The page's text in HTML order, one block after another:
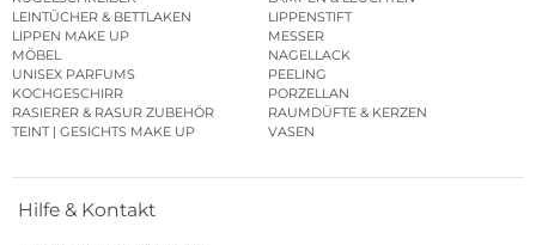
LEINTÜCHER & BETTLAKEN
LIPPENSTIFT
LIPPEN MAKE UP
MESSER
MÖBEL
NAGELLACK
UNISEX PARFUMS
PEELING
KOCHGESCHIRR
PORZELLAN
RASIERER & RASUR ZUBEHÖR
RAUMDÜFTE & KERZEN
TEINT | GESICHTS MAKE UP
VASEN
Hilfe & Kontakt